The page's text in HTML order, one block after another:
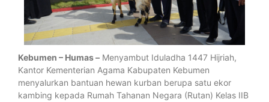
Kebumen – Humas – Menyambut Iduladha 1447 Hijriah,
Kantor Kementerian Agama Kabupaten Kebumen
menyalurkan bantuan hewan kurban berupa satu ekor
kambing kepada Rumah Tahanan Negara (Rutan) Kelas IIB